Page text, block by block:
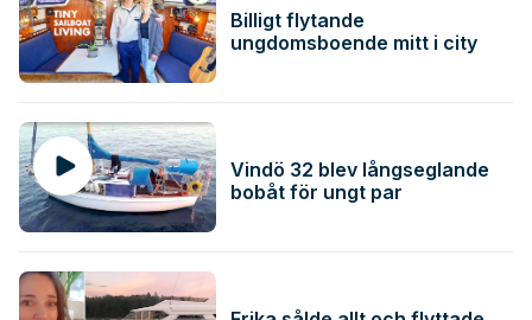
Billigt flytande
ungdomsboende mitt i city
Vindö 32 blev långseglande
bobåt för ungt par